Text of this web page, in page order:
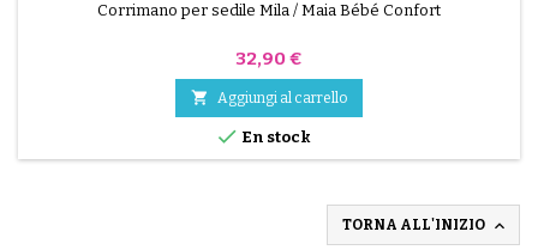
Corrimano per sedile Mila / Maia Bébé Confort
Prezzo
32,90 €
 Aggiungi al carrello
 En stock
TORNA ALL'INIZIO 